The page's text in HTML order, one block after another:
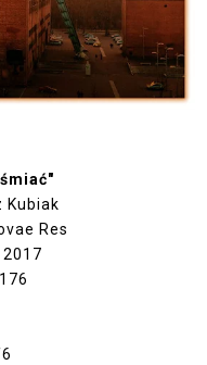
Kubiak
Res